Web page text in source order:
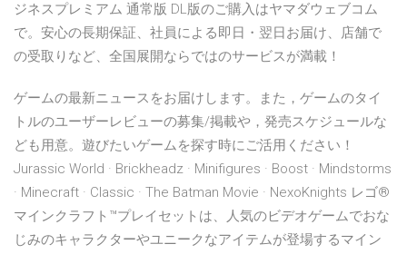
ジネスプレミアム 通常版 DL版のご購入はヤマダウェブコム
で。安心の長期保証、社員による即日・翌日お届け、店舗で
の受取りなど、全国展開ならではのサービスが満載！
ゲームの最新ニュースをお届けします。また，ゲームのタイ
トルのユーザーレビューの募集/掲載や，発売スケジュールな
ども用意。遊びたいゲームを探す時にご活用ください！
Jurassic World · Brickheadz · Minifigures · Boost · Mindstorms
· Minecraft · Classic · The Batman Movie · NexoKnights レゴ®
マインクラフト™プレイセットは、人気のビデオゲームでおな
じみのキャラクターやユニークなアイテムが登場するマイン